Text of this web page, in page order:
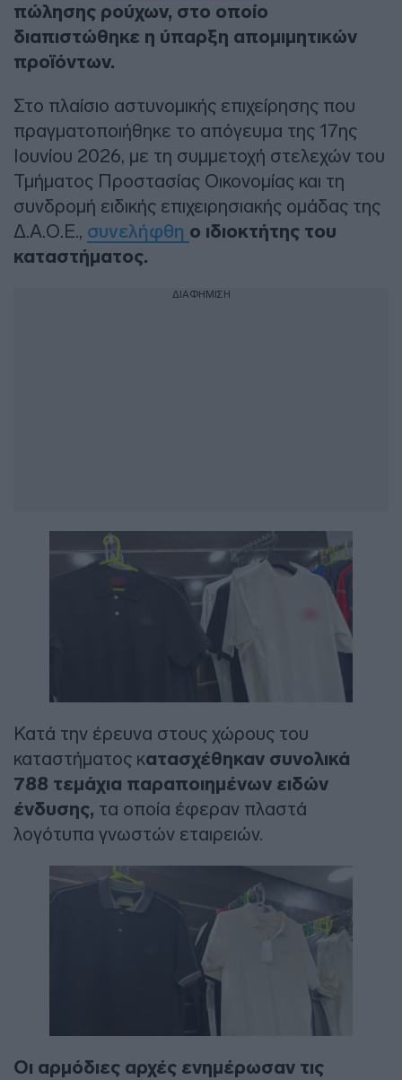
πώλησης ρούχων, στο οποίο
διαπιστώθηκε η ύπαρξη απομιμητικών
προϊόντων.
Στο πλαίσιο αστυνομικής επιχείρησης που
πραγματοποιήθηκε το απόγευμα της 17ης
Ιουνίου 2026, με τη συμμετοχή στελεχών του
Τμήματος Προστασίας Οικονομίας και τη
συνδρομή ειδικής επιχειρησιακής ομάδας της
Δ.Α.Ο.Ε., συνελήφθη ο ιδιοκτήτης του
καταστήματος.
ΔΙΑΦΗΜΙΣΗ
Κατά την έρευνα στους χώρους του
καταστήματος κατασχέθηκαν συνολικά
788 τεμάχια παραποιημένων ειδών
ένδυσης, τα οποία έφεραν πλαστά
λογότυπα γνωστών εταιρειών.
Οι αρμόδιες αρχές ενημέρωσαν τις